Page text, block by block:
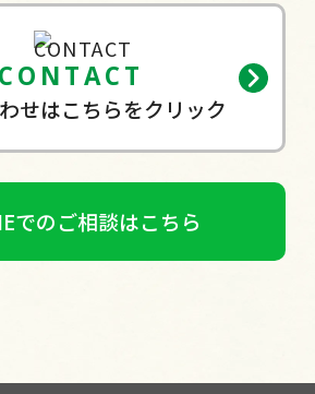
CONTACT
せはこちらをクリック
でのご相談はこちら